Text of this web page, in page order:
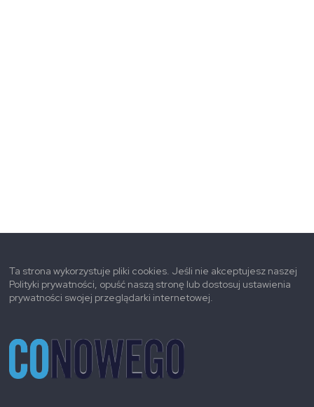
Ta strona wykorzystuje pliki cookies. Jeśli nie akceptujesz naszej
Polityki prywatności, opuść naszą stronę lub dostosuj ustawienia
prywatności swojej przeglądarki internetowej.